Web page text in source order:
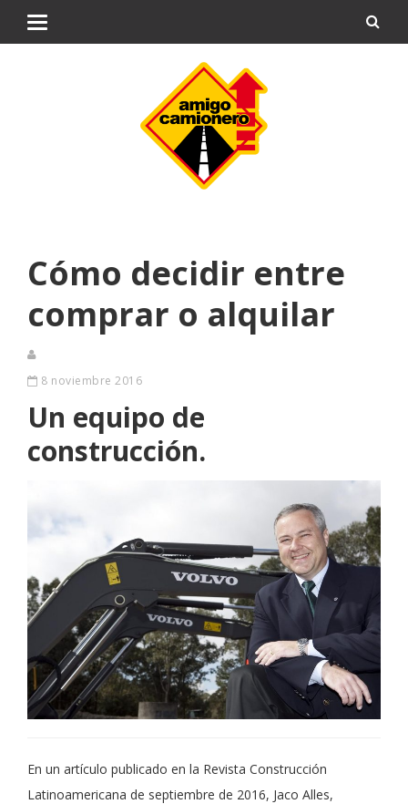
Cómo decidir entre
comprar o alquilar
8 noviembre 2016
Un equipo de
construcción.
En un artículo publicado en la Revista Construcción
Latinoamericana de septiembre de 2016, Jaco Alles,